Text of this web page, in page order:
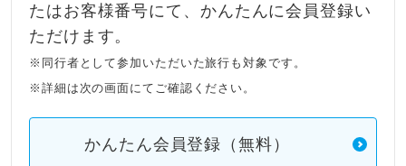
たはお客様番号にて、かんたんに会員登録い
ただけます。
※同行者として参加いただいた旅行も対象です。
※詳細は次の画面にてご確認ください。
かんたん会員登録（無料）